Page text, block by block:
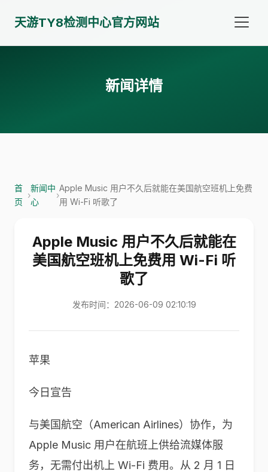
天游TY8检测中心官方网站
新闻详情
首
页
›
新闻中
心
›
Apple Music 用户不久后就能在美国航空班机上免费
用 Wi-Fi 听歌了
Apple Music 用户不久后就能在
美国航空班机上免费用 Wi-Fi 听
歌了
发布时间：2026-06-09 02:10:19
苹果
今日宣告
与美国航空（American Airlines）协作，为
Apple Music 用户在航班上供给流媒体服
务，无需付出机上 Wi-Fi 费用。从 2 月 1 日